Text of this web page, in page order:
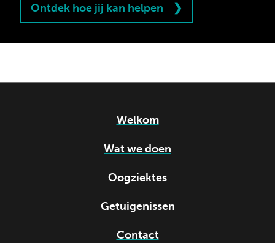
Ontdek hoe jij kan helpen
Welkom
Wat we doen
Oogziektes
Getuigenissen
Contact